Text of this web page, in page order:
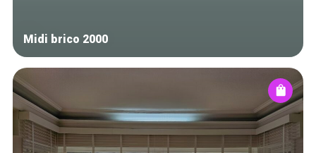
Midi brico 2000